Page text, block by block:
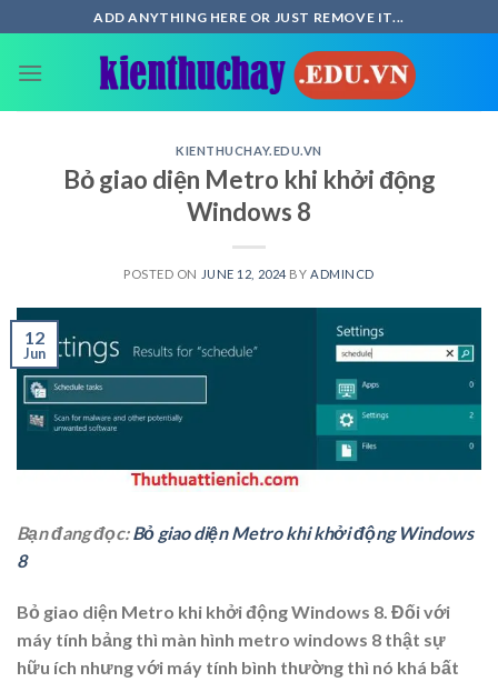
to
content
ADD ANYTHING HERE OR JUST REMOVE IT...
KIENTHUCHAY.EDU.VN
Bỏ giao diện Metro khi khởi động
Windows 8
POSTED ON JUNE 12, 2024 BY ADMINCD
12
Jun
Bạn đang đọc:Bỏ giao diện Metro khi khởi động Windows
8
Bỏ giao diện Metro khi khởi động Windows 8. Đối với
máy tính bảng thì màn hình metro windows 8 thật sự
hữu ích nhưng với máy tính bình thường thì nó khá bất